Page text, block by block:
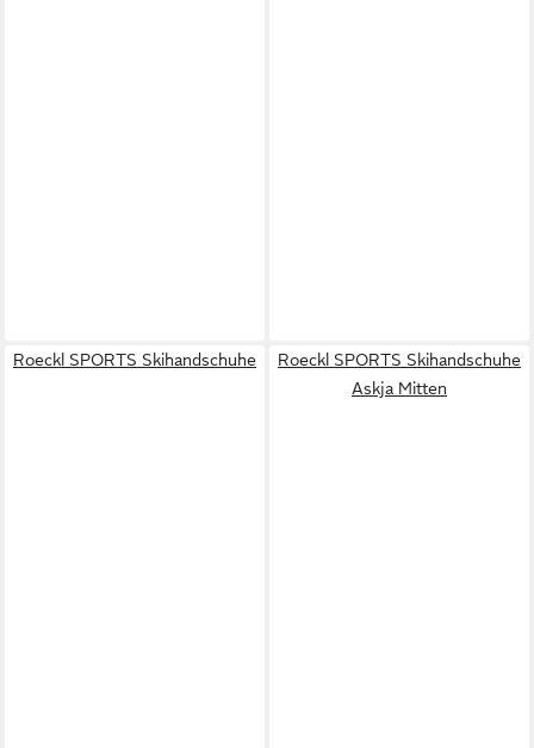
Roeckl SPORTS Skihandschuhe
Roeckl SPORTS Skihandschuhe
Askja Mitten